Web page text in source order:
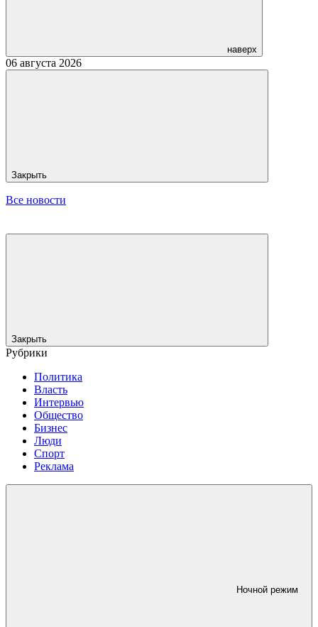
наверх
06 августа 2026
Закрыть
Все новости
Закрыть
Рубрики
Политика
Власть
Интервью
Общество
Бизнес
Люди
Спорт
Реклама
Ночной режим